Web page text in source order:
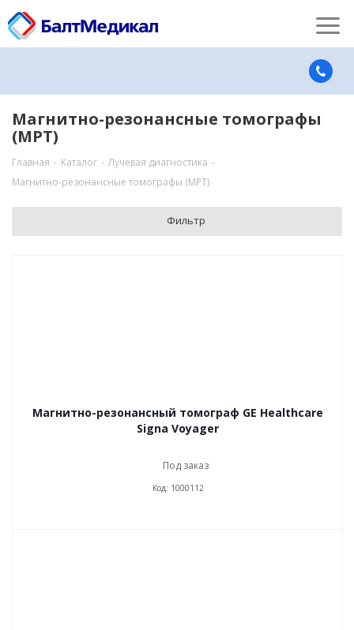
Магнитно-резонансные томографы
(МРТ)
Главная - Каталог - Лучевая диагностика -
Магнитно-резонансные томографы (МРТ)
Фильтр
Магнитно-резонансный томограф GE Healthcare
Signa Voyager
Под заказ
Код: 1000112